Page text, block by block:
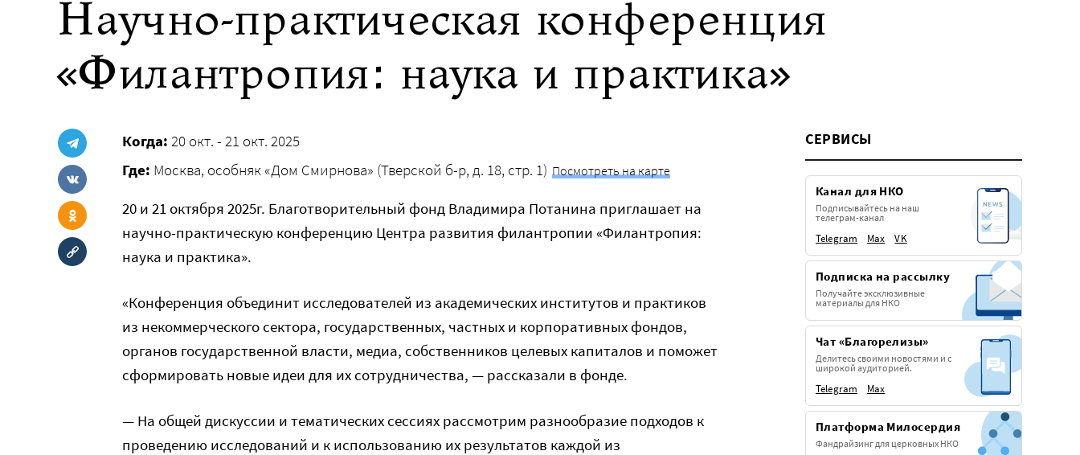
Научно-практическая конференция
«Филантропия: наука и практика»
Когда: 20 окт. - 21 окт. 2025
Где: Москва, особняк «Дом Смирнова» (Тверской б-р, д. 18, стр. 1) Посмотреть на карте
20 и 21 октября 2025г. Благотворительный фонд Владимира Потанина приглашает на
научно-практическую конференцию Центра развития филантропии «Филантропия:
наука и практика».
«Конференция объединит исследователей из академических институтов и практиков
из некоммерческого сектора, государственных, частных и корпоративных фондов,
органов государственной власти, медиа, собственников целевых капиталов и поможет
сформировать новые идеи для их сотрудничества, — рассказали в фонде.
— На общей дискуссии и тематических сессиях рассмотрим разнообразие подходов к
проведению исследований и к использованию их результатов каждой из
СЕРВИСЫ
Канал для НКО
Подписывайтесь на наш
телеграм-канал
Telegram Max VK
Подписка на рассылку
Получайте эксклюзивные
материалы для НКО
Чат «Благорелизы»
Делитесь своими новостями и с
широкой аудиторией.
Telegram Max
Платформа Милосердия
Фандрайзинг для церковных НКО